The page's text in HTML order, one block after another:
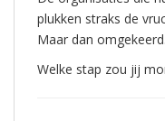
plukken straks de
Maar dan omgekeerd.
Welke stap zou jij